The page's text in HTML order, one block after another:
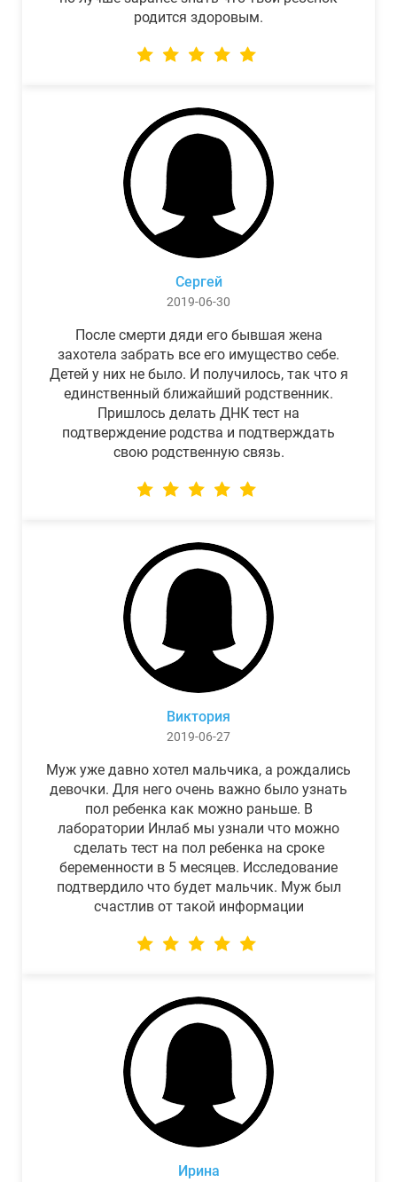
родится здоровым.
Сергей
2019-06-30
После смерти дяди его бывшая жена
захотела забрать все его имущество себе.
Детей у них не было. И получилось, так что я
единственный ближайший родственник.
Пришлось делать ДНК тест на
подтверждение родства и подтверждать
свою родственную связь.
Виктория
2019-06-27
Муж уже давно хотел мальчика, а рождались
девочки. Для него очень важно было узнать
пол ребенка как можно раньше. В
лаборатории Инлаб мы узнали что можно
сделать тест на пол ребенка на сроке
беременности в 5 месяцев. Исследование
подтвердило что будет мальчик. Муж был
счастлив от такой информации
Ирина